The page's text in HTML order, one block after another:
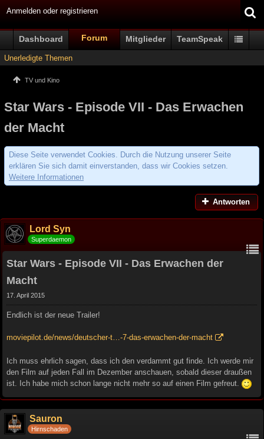
Anmelden oder registrieren
Dashboard Forum Mitglieder TeamSpeak
Unerledigte Themen
TV und Kino
Star Wars - Episode VII - Das Erwachen
der Macht
Diese Seite verwendet Cookies. Durch die Nutzung unserer Seite
erklären Sie sich damit einverstanden, dass wir Cookies setzen.
Weitere Informationen
Antworten
Lord Syn
Superdaemon
Star Wars - Episode VII - Das Erwachen der
Macht
17. April 2015
Endlich ist der neue Trailer!
moviepilot.de/news/deutscher-t…-7-das-erwachen-der-macht
Ich muss ehrlich sagen, dass ich den verdammt gut finde. Ich werde mir
den Film auf jeden Fall im Dezember anschauen, sobald dieser draußen
ist. Ich habe mich schon lange nicht mehr so auf einen Film gefreut.
Sauron
Hirnschaden